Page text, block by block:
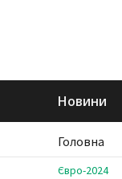
Новини
Головна
Євро-2024